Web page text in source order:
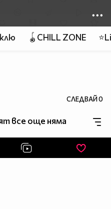
🪀CHILL ZONE
СЛЕДВАЙ0
все още няма